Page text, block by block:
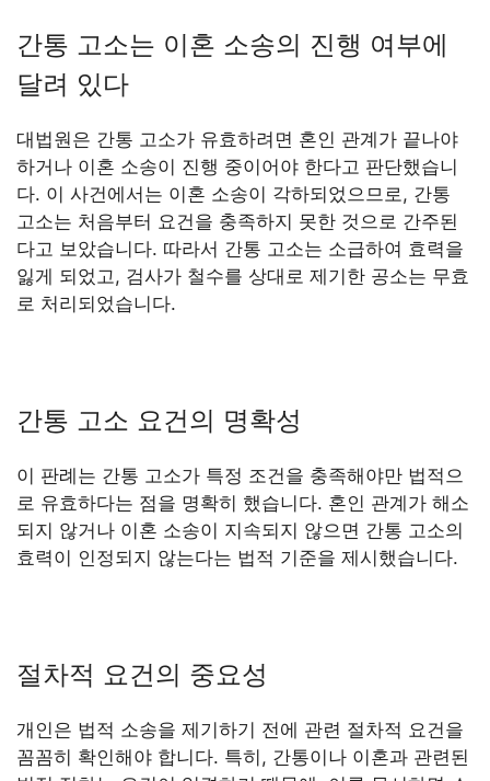
간통 고소는 이혼 소송의 진행 여부에
달려 있다
대법원은 간통 고소가 유효하려면 혼인 관계가 끝나야
하거나 이혼 소송이 진행 중이어야 한다고 판단했습니
다. 이 사건에서는 이혼 소송이 각하되었으므로, 간통
고소는 처음부터 요건을 충족하지 못한 것으로 간주된
다고 보았습니다. 따라서 간통 고소는 소급하여 효력을
잃게 되었고, 검사가 철수를 상대로 제기한 공소는 무효
로 처리되었습니다.
간통 고소 요건의 명확성
이 판례는 간통 고소가 특정 조건을 충족해야만 법적으
로 유효하다는 점을 명확히 했습니다. 혼인 관계가 해소
되지 않거나 이혼 소송이 지속되지 않으면 간통 고소의
효력이 인정되지 않는다는 법적 기준을 제시했습니다.
절차적 요건의 중요성
개인은 법적 소송을 제기하기 전에 관련 절차적 요건을
꼼꼼히 확인해야 합니다. 특히, 간통이나 이혼과 관련된